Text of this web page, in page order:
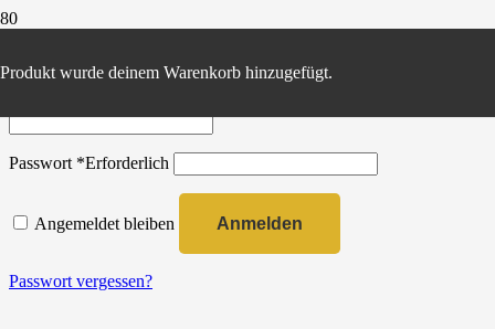
Produkt wurde deinem Warenkorb hinzugefügt.
Passwort *Erforderlich
Angemeldet bleiben Anmelden
Passwort vergessen?